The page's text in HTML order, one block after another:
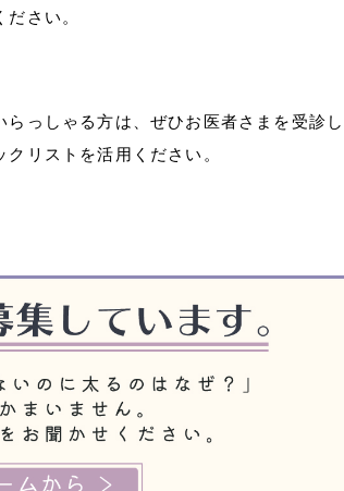
さい。
っしゃる方は、ぜひお医者さまを受診し
リストを活用ください。